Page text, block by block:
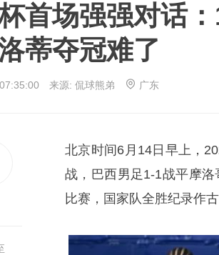
首场强强对话
蒂夺冠难了
来源: 侃球熊弟 广东
北京时间6月14日早上，
战，巴西男足1-1战平摩
比赛，国家队全胜纪录作古